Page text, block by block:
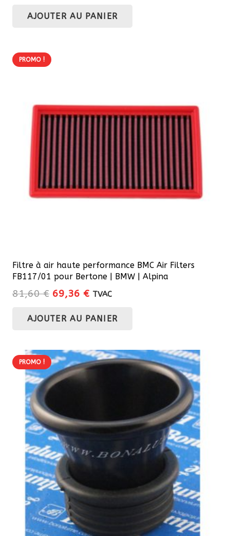
AJOUTER AU PANIER
PROMO !
Filtre à air haute performance BMC Air Filters
FB117/01 pour Bertone | BMW | Alpina
81,60€ Le
initial
69,36 €Le
actuel
TVAC
AJOUTER AU PANIER
PROMO !